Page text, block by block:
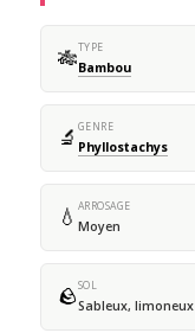
🎋TYPE
Bambou
🔬 GENRE
Phyllostachys
💧 ARROSAGE
Moyen
🪨SOL
Sableux, limoneux